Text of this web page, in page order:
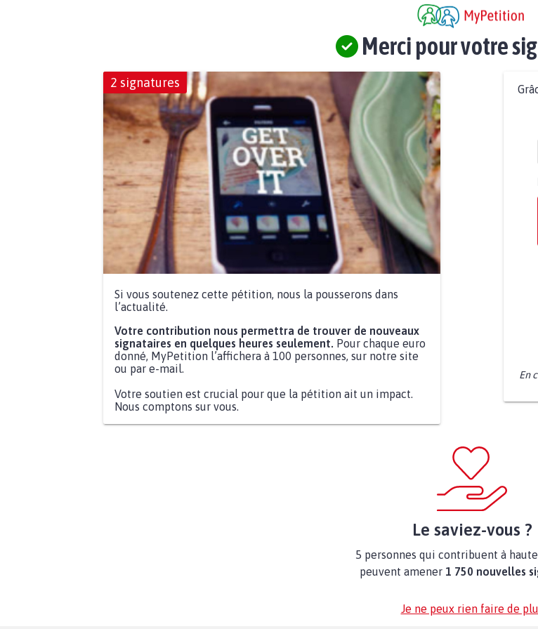
Merci pour votre
2 signatures
Si vous soutenez cette pétition, nous la pousserons dans
l’actualité.
Votre contribution nous permettra de trouver de nouveaux
signataires en quelques heures seulement. Pour chaque euro
donné, MyPetition l’affichera à 100 personnes, sur notre site
ou par e-mail.
Votre soutien est crucial pour que la pétition ait un impact.
Nous comptons sur vous.
En
Le saviez-vous ?
5 personnes qui contribuent à
peuvent amener 1 750 nouvelles
Je ne peux rien faire de